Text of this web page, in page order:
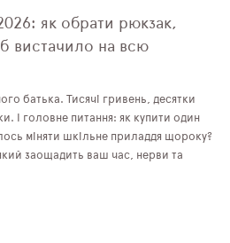
як обрати рюкзак,
вистачило на всю
батька. Тисячі гривень, десятки
І головне питання: як купити один
міняти шкільне приладдя щороку?
заощадить ваш час, нерви та